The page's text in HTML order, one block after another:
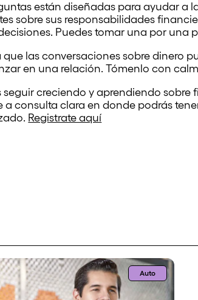
están diseñadas para ayudar a
sobre sus responsabilidades
Puedes tomar una por una
que las conversaciones sobre dinero
en una relación. Tómenlo con
seguir creciendo y aprendiendo
a consulta clara en donde podrás
Registrate aquí
Auto